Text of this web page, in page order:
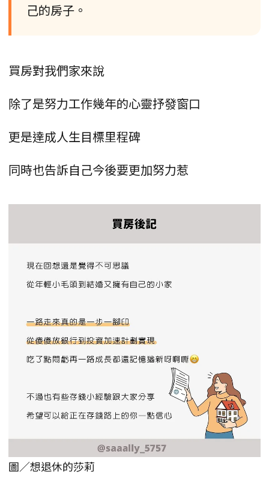
己的房子。
買房對我們家來說
除了是努力工作幾年的心靈抒發窗口
更是達成人生目標里程碑
同時也告訴自己今後要更加努力惹
圖／想退休的莎莉